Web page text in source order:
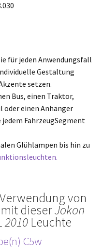
für jeden Anwendungsfall
Gestaltung
setzen.
Bus, einen Traktor,
einen Anhänger
jedem FahrzeugSegment
Glühlampen bis hin zu
von
dieserJokon
2010 Leuchte
C5w